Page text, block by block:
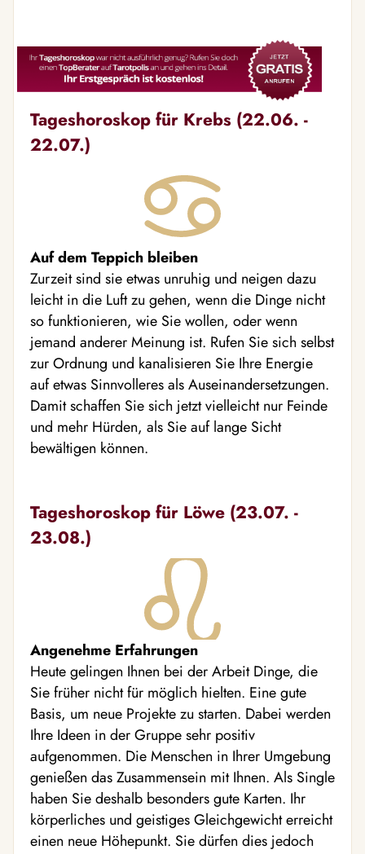
Tageshoroskop für Krebs (22.06. -
22.07.)
Auf dem Teppich bleiben
Zurzeit sind sie etwas unruhig und neigen dazu
leicht in die Luft zu gehen, wenn die Dinge nicht
so funktionieren, wie Sie wollen, oder wenn
jemand anderer Meinung ist. Rufen Sie sich selbst
zur Ordnung und kanalisieren Sie Ihre Energie
auf etwas Sinnvolleres als Auseinandersetzungen.
Damit schaffen Sie sich jetzt vielleicht nur Feinde
und mehr Hürden, als Sie auf lange Sicht
bewältigen können.
Tageshoroskop für Löwe (23.07. -
23.08.)
Angenehme Erfahrungen
Heute gelingen Ihnen bei der Arbeit Dinge, die
Sie früher nicht für möglich hielten. Eine gute
Basis, um neue Projekte zu starten. Dabei werden
Ihre Ideen in der Gruppe sehr positiv
aufgenommen. Die Menschen in Ihrer Umgebung
genießen das Zusammensein mit Ihnen. Als Single
haben Sie deshalb besonders gute Karten. Ihr
körperliches und geistiges Gleichgewicht erreicht
einen neue Höhepunkt. Sie dürfen dies jedoch